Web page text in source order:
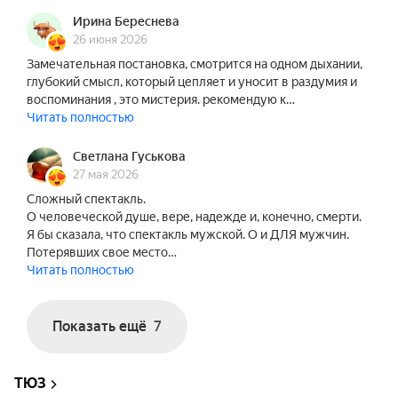
Ирина Береснева
26 июня 2026
Замечательная постановка, смотрится на одном дыхании,
глубокий смысл, который цепляет и уносит в раздумия и
воспоминания , это мистерия. рекомендую к…
Читать полностью
Светлана Гуськова
27 мая 2026
Сложный спектакль.
О человеческой душе, вере, надежде и, конечно, смерти.
Я бы сказала, что спектакль мужской. О и ДЛЯ мужчин.
Потерявших свое место…
Читать полностью
Показать ещё 7
ТЮЗ